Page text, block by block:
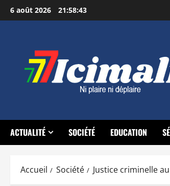
Aller
au
6 août 2026 21:58:44
ACTUALITÉ SOCIÉTÉ EDUCATION
Accueil Société Justice criminelle